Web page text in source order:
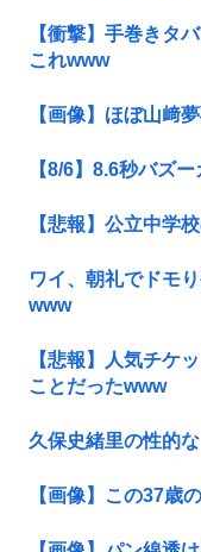
【衝撃】手巻きタ
これwww
【画像】ほぼ山﨑
【8/6】8.6秒バズ
【悲報】公立中学
ワイ、朝礼でドモ
www
【悲報】人気チケ
ことだったwww
久保史緒里の性的
【画像】この37歳